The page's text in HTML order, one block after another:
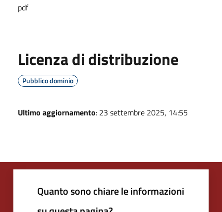
pdf
Licenza di distribuzione
Pubblico dominio
Ultimo aggiornamento: 23 settembre 2025, 14:55
Quanto sono chiare le informazioni